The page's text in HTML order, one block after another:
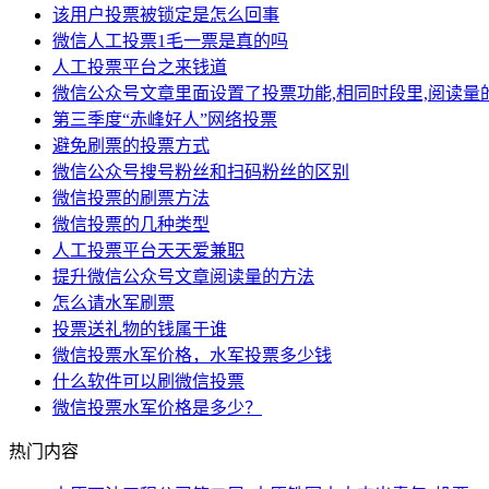
该用户投票被锁定是怎么回事
微信人工投票1毛一票是真的吗
人工投票平台之来钱道
微信公众号文章里面设置了投票功能,相同时段里,阅读量
第三季度“赤峰好人”网络投票
避免刷票的投票方式
微信公众号搜号粉丝和扫码粉丝的区别
微信投票的刷票方法
微信投票的几种类型
人工投票平台天天爱兼职
提升微信公众号文章阅读量的方法
怎么请水军刷票
投票送礼物的钱属于谁
微信投票水军价格，水军投票多少钱
什么软件可以刷微信投票
微信投票水军价格是多少？
热门内容